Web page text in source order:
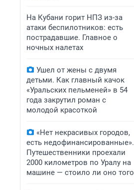
На Кубани горит НПЗ из-за
атаки беспилотников: есть
пострадавшие. Главное о
ночных налетах
Ушел от жены с двумя
детьми. Как главный качок
«Уральских пельменей» в 54
года закрутил роман с
молодой красоткой
«Нет некрасивых городов,
есть недофинансированные».
Путешественники проехали
2000 километров по Уралу на
машине — стоило ли оно того